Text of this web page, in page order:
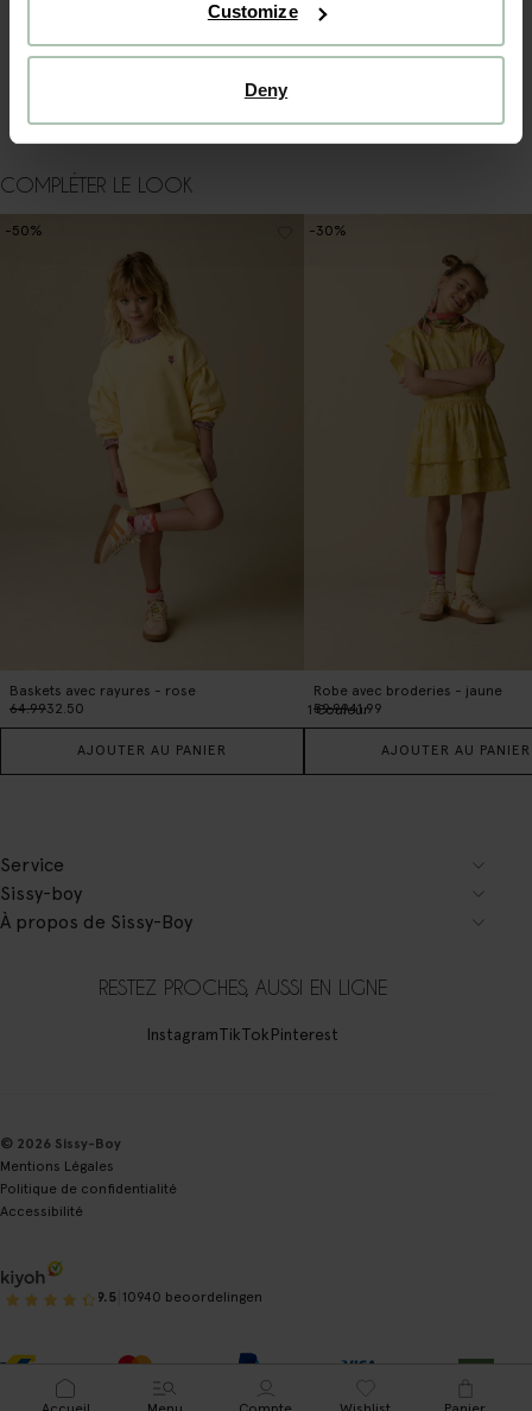
Customize
Deny
GUIDE DES TAILLES
COMPLÉTER LE LOOK
Baskets avec rayures - rose
64.9932.50
-50%
AJOUTER AU PANIER
Robe avec broderies - jaune
59.9941.99
-30%
1Couleur
AJOUTER AU PANIER
Service
Sissy-boy
À propos de Sissy-Boy
RESTEZ PROCHES, AUSSI EN LIGNE
InstagramTikTokPinterest
© 2026 Sissy-Boy
Mentions Légales
Politique de confidentialité
Accessibilité
9.5 10940 beoordelingen